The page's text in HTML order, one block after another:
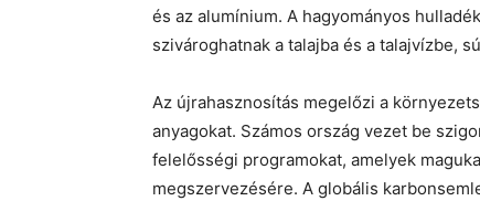
és az alumínium. A hagyományos
szivároghatnak a talajba és a talajvízbe,
Az újrahasznosítás megelőzi a
anyagokat. Számos ország vezet be
felelősségi programokat, amelyek
megszervezésére. A globális